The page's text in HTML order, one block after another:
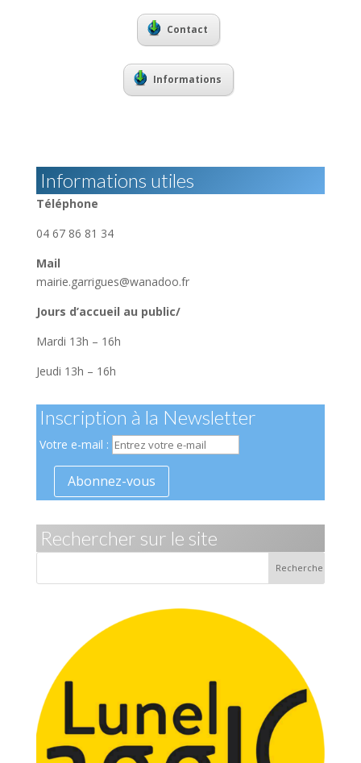
Contact
Informations
Informations utiles
Téléphone
04 67 86 81 34
Mail
mairie.garrigues@wanadoo.fr
Jours d’accueil au public/
Mardi 13h – 16h
Jeudi 13h – 16h
Inscription à la Newsletter
Votre e-mail :
Rechercher sur le site